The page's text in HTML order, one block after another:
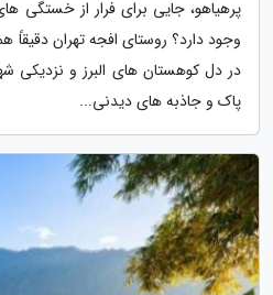
پرهیاهو، جایی برای فرار از خستگی
وجود دارد؟ روستای افجه تهران
در دل کوهستان های البرز و نزدیکی
پاک و جاذبه های دیدنی...